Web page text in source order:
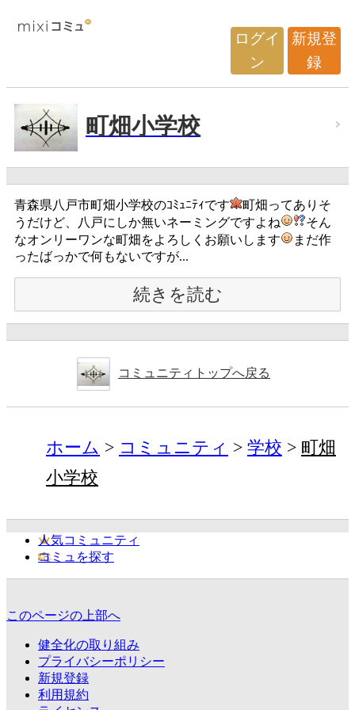
ログイ
ン
新規登
録
町畑小学校
青森県八戸市町畑小学校のｺﾐｭﾆﾃｨです
町畑ってありそ
うだけど、八戸にしか無いネーミングですよね
そん
なオンリーワンな町畑をよろしくお願いします
まだ作
ったばっかで何もないですが...
続きを読む
コミュニティトップへ戻る
ホーム コミュニティ 学校
町畑
小学校
人気コミュニティ
コミュを探す
このページの上部へ
健全化の取り組み
プライバシーポリシー
新規登録
利用規約